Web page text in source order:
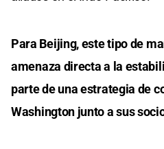
Para Beijing, este tipo de
amenaza directa a la
parte de una estrategia de
Washington junto a sus